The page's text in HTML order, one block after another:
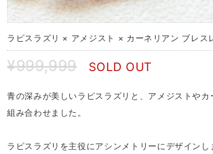
ラピスラズリ × アメジスト × カーネリアン ブレス
¥999,999 SOLD OUT
青の深みが美しいラピスラズリと、アメジストやカ
組み合わせました。
ラピスラズリを主役にアシンメトリーにデザインし